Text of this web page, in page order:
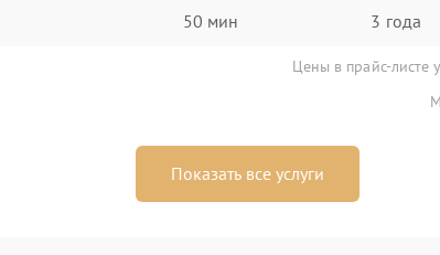
50 мин 3 года
Цены в прайс-листе
Показать все услуги